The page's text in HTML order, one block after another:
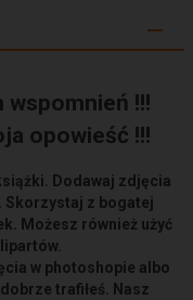
!!!
opowieść !!!
Dodawaj zdjęcia
Skorzystaj z bogatej
Możesz również użyć
w photoshopie albo
trafiłeś. Nasz